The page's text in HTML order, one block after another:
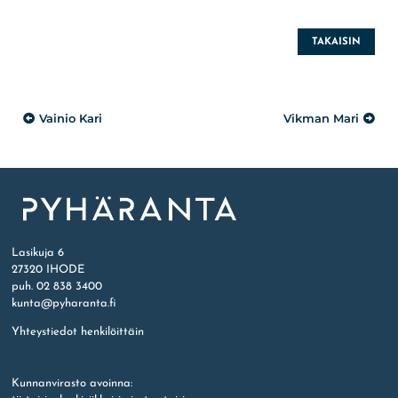
TAKAISIN
Artikkelien
Vainio Kari Vikman Mari
Lasikuja 6
27320 IHODE
puh. 02 838 3400
kunta@pyharanta.fi
Yhteystiedot henkilöittäin
Kunnanvirasto avoinna: